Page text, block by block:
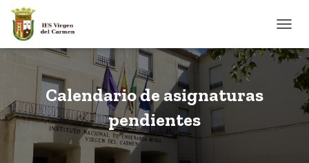
Calendario de asignaturas
pendientes